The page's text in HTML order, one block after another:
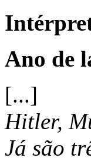
Ano de
[...]
Hitler,
Já são